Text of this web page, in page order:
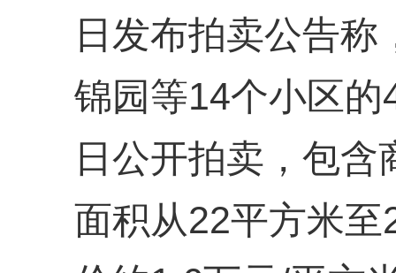
日发布拍卖公告
锦园等14个小区
日公开拍卖，包
面积从22平方米